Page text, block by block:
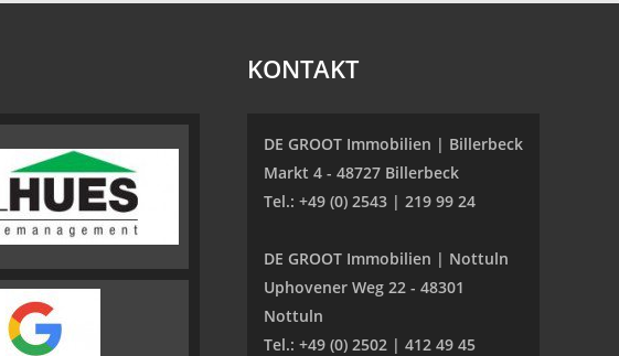
KONTAKT
DE GROOT Immobilien | Billerbeck
Markt 4 - 48727 Billerbeck
Tel.: +49 (0) 2543 | 219 99 24
DE GROOT Immobilien | Nottuln
Uphovener Weg 22 - 48301
Nottuln
Tel.: +49 (0) 2502 | 412 49 45